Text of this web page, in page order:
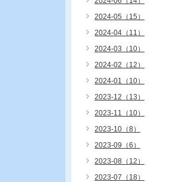
2024-05（15）
2024-04（11）
2024-03（10）
2024-02（12）
2024-01（10）
2023-12（13）
2023-11（10）
2023-10（8）
2023-09（6）
2023-08（12）
2023-07（18）